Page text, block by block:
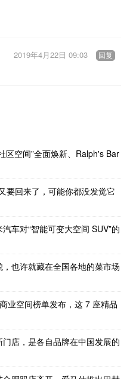
2019年4月22日 09:03 回复
区空间”全面焕新、Ralph's Bar
要回来了，可能你都没发觉它
车对“智能可变大空间 SUV”的
也许就藏在全国各地的菜市场
业空间榜单发布，这 7 座精品
店，是各自品牌在中国发展的